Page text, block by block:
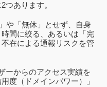
つあります。
や「無休」とせず、自身
間に絞る、あるいは「完
在による通報リスクを管
ーからのアクセス実績を
度（ドメインパワー）」